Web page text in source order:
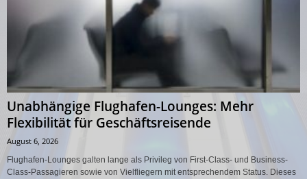
Unabhängige Flughafen-Lounges: Mehr
Flexibilität für Geschäftsreisende
August 6, 2026
Flughafen-Lounges galten lange als Privileg von First-Class- und Business-
Class-Passagieren sowie von Vielfliegern mit entsprechendem Status. Dieses